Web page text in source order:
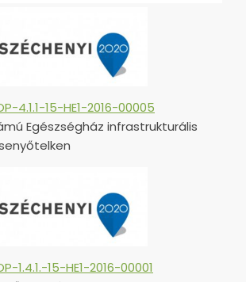
4.1.1-15-HE1-2016-00005
Egészségház infrastrukturális
1.4.1.-15-HE1-2016-00001